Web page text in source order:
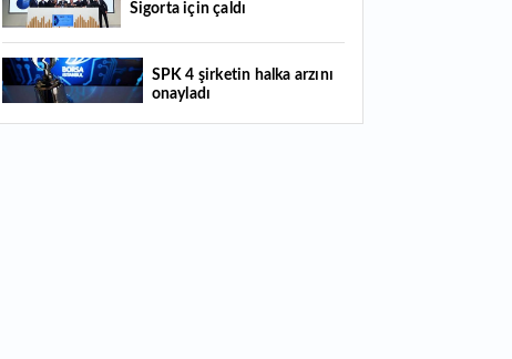
liraya geriledi
14:29 Türkiye'de her 4 kişiden 3'ü internet
bankacılığı kullanıyor
14:26 Türkiye'nin 2026 dijital karnesi: En çok
Sigorta için çaldı
SPK 4 şirketin halka arzını
onayladı